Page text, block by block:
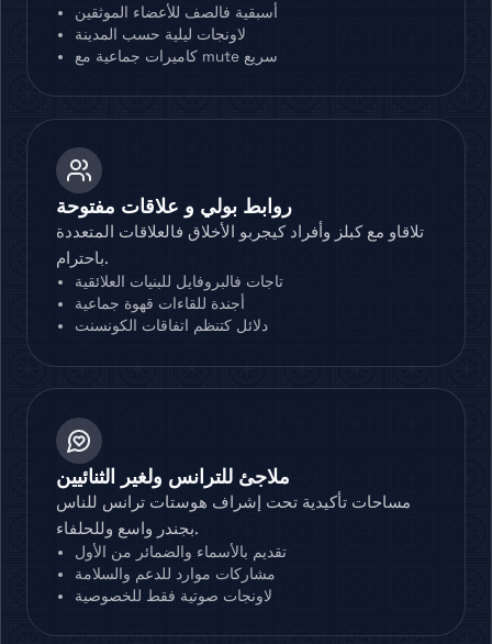
أسبقية فالصف للأعضاء الموثقين
لاونجات ليلية حسب المدينة
كاميرات جماعية مع mute سريع
روابط بولي و علاقات مفتوحة
تلاقاو مع كبلز وأفراد كيجربو الأخلاق فالعلاقات المتعددة
باحترام.
تاجات فالبروفايل للبنيات العلائقية
أجندة للقاءات قهوة جماعية
دلائل كتنظم اتفاقات الكونسنت
ملاجئ للترانس ولغير الثنائيين
مساحات تأكيدية تحت إشراف هوستات ترانس للناس
بجندر واسع وللحلفاء.
تقديم بالأسماء والضمائر من الأول
مشاركات موارد للدعم والسلامة
لاونجات صوتية فقط للخصوصية